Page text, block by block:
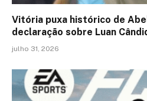
Vitória puxa histórico de
declaração sobre Luan
julho 31, 2026